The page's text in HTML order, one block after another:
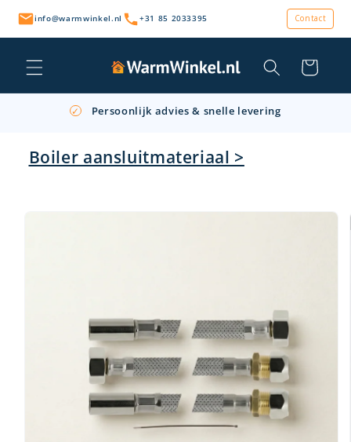
naar de
content
info@warmwinkel.nl +31 85 2033395 Contact
Winkelwagen
✓ Persoonlijk advies & snelle levering
Boiler aansluitmateriaal >